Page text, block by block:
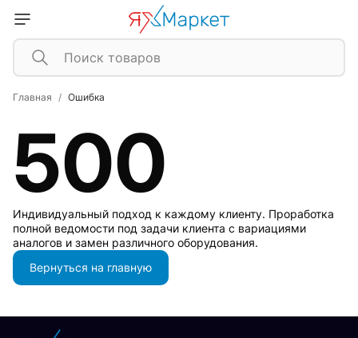
Главная Ошибка
500
Индивидуальный подход к каждому клиенту. Проработка
полной ведомости под задачи клиента с вариациями
аналогов и замен различного оборудования.
Вернуться на главную